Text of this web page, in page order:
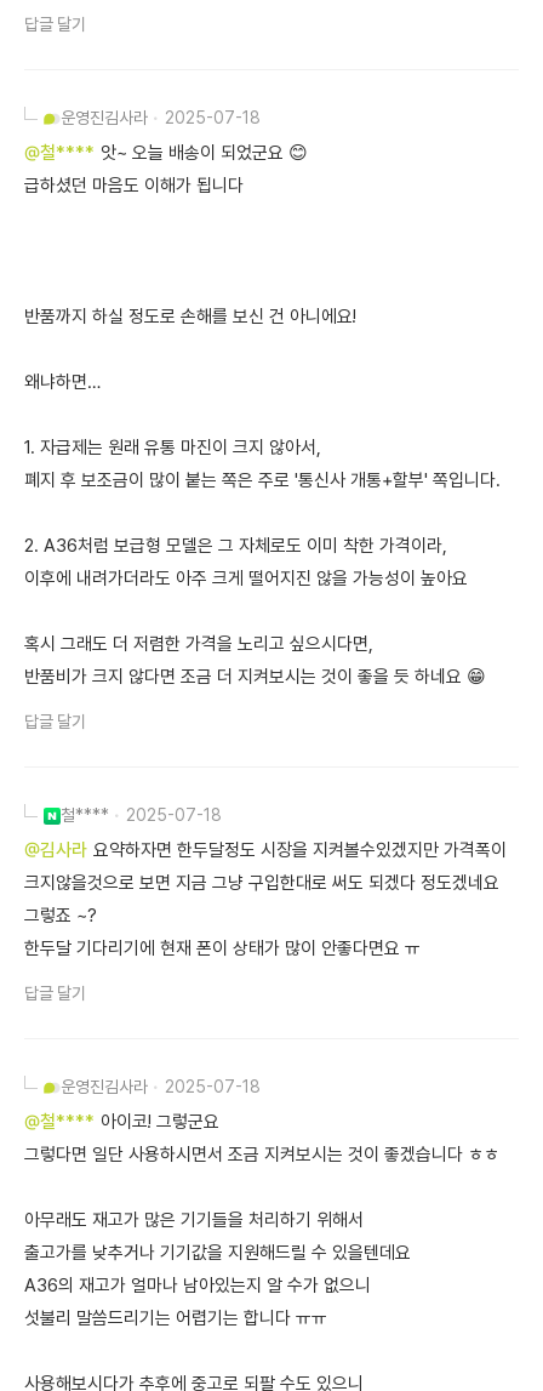
답글 달기
운영진김사라 2025-07-18
@철**** 앗~ 오늘 배송이 되었군요 😊
급하셨던 마음도 이해가 됩니다
반품까지 하실 정도로 손해를 보신 건 아니에요!
왜냐하면…
1. 자급제는 원래 유통 마진이 크지 않아서,
폐지 후 보조금이 많이 붙는 쪽은 주로 '통신사 개통+할부' 쪽입니다.
2. A36처럼 보급형 모델은 그 자체로도 이미 착한 가격이라,
이후에 내려가더라도 아주 크게 떨어지진 않을 가능성이 높아요
혹시 그래도 더 저렴한 가격을 노리고 싶으시다면,
반품비가 크지 않다면 조금 더 지켜보시는 것이 좋을 듯 하네요 😁
답글 달기
철**** 2025-07-18
@김사라 요약하자면 한두달정도 시장을 지켜볼수있겠지만 가격폭이
크지않을것으로 보면 지금 그냥 구입한대로 써도 되겠다 정도겠네요
그렇죠 ~?
한두달 기다리기에 현재 폰이 상태가 많이 안좋다면요 ㅠ
답글 달기
운영진김사라 2025-07-18
@철**** 아이코! 그렇군요
그렇다면 일단 사용하시면서 조금 지켜보시는 것이 좋겠습니다 ㅎㅎ
아무래도 재고가 많은 기기들을 처리하기 위해서
출고가를 낮추거나 기기값을 지원해드릴 수 있을텐데요
A36의 재고가 얼마나 남아있는지 알 수가 없으니
섯불리 말씀드리기는 어렵기는 합니다 ㅠㅠ
사용해보시다가 추후에 중고로 되팔 수도 있으니